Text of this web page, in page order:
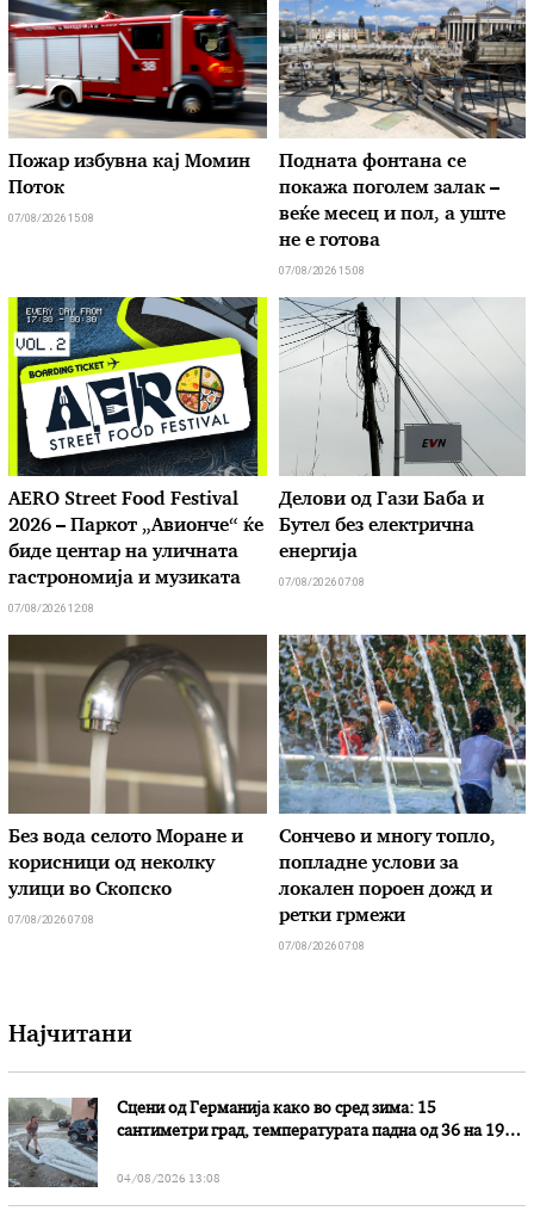
Пожар избувна кај Момин
Поток
07/08/2026 15:08
Подната фонтана се
покажа поголем залак –
веќе месец и пол, а уште
не е готова
07/08/2026 15:08
AERO Street Food Festival
2026 – Паркот „Авионче“ ќе
биде центар на уличната
гастрономија и музиката
07/08/2026 12:08
Делови од Гази Баба и
Бутел без електрична
енергија
07/08/2026 07:08
Без вода селото Моране и
корисници од неколку
улици во Скопско
07/08/2026 07:08
Сончево и многу топло,
попладне услови за
локален пороен дожд и
ретки грмежи
07/08/2026 07:08
Најчитани
Сцени од Германија како во сред зима: 15
сантиметри град, температурата падна од 36 на 19
04/08/2026 13:08